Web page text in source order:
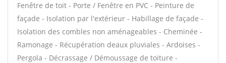
Fenêtre de toit - Porte / Fenêtre en PVC - Peinture de
façade - Isolation par l'extérieur - Habillage de façade -
Isolation des combles non aménageables - Cheminée -
Ramonage - Récupération deaux pluviales - Ardoises -
Pergola - Décrassage / Démoussage de toiture -